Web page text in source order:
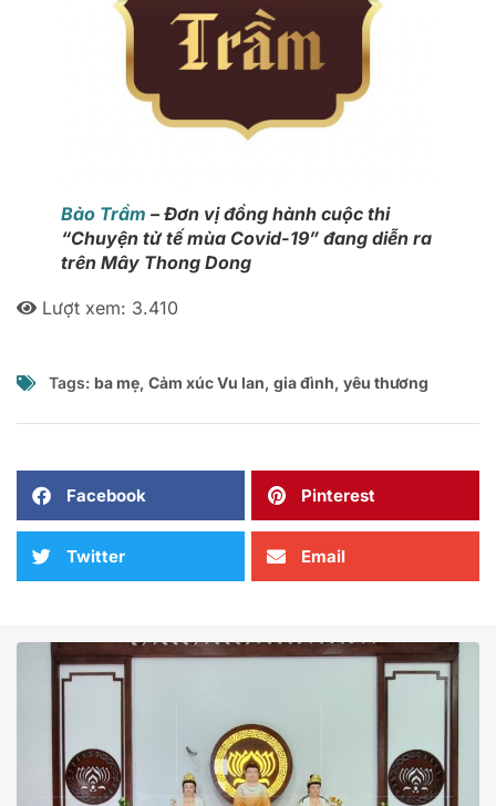
Bảo Trầm – Đơn vị đồng hành cuộc thi
“Chuyện tử tế mùa Covid-19” đang diễn ra
trên Mây Thong Dong
Lượt xem: 3.410
Tags: ba mẹ, Cảm xúc Vu lan, gia đình, yêu thương
Facebook Pinterest
Twitter Email